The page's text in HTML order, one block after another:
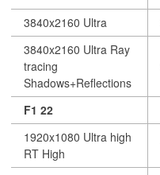
3840x2160 Ultra
3840x2160 Ultra Ray
tracing
Shadows+Reflections
F1 22
1920x1080 Ultra high
RT High